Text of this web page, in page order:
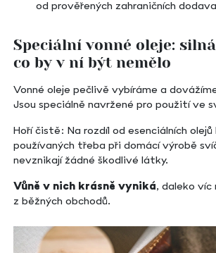
od prověřených zahraničních
Speciální vonné oleje:
co by v ní být nemělo
Vonné oleje pečlivě vybíráme a
Jsou speciálně navržené pro použití ve
Hoří čistě: Na rozdíl od esenciálních olejů
používaných třeba při domácí výrobě
nevznikají žádné škodlivé látky.
Vůně v nich krásně vyniká, daleko víc
z běžných obchodů.